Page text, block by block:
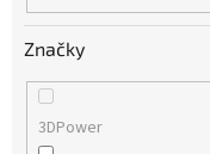
Značky
3DPower